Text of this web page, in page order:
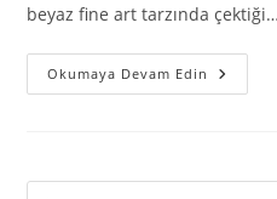
beyaz fine art tarzında çektiği…
Okumaya Devam Edin